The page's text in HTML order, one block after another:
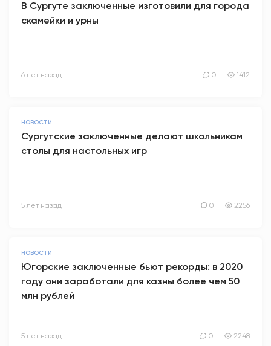
В Сургуте заключенные изготовили для города
скамейки и урны
6 лет назад 0 1412
НОВОСТИ
Сургутские заключенные делают школьникам
столы для настольных игр
5 лет назад 0 2256
НОВОСТИ
Югорские заключенные бьют рекорды: в 2020
году они заработали для казны более чем 50
млн рублей
5 лет назад 0 2248